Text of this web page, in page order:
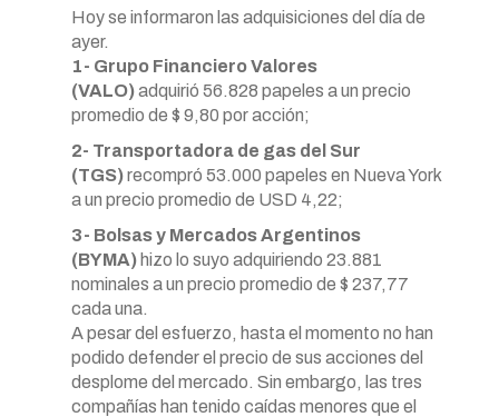
Hoy se informaron las adquisiciones del día de
ayer.
1- Grupo Financiero Valores
(VALO)adquirió 56.828 papeles a un precio
promedio de $ 9,80 por acción;
2- Transportadora de gas del Sur
(TGS)recompró 53.000 papeles en Nueva York
a un precio promedio de USD 4,22;
3- Bolsas y Mercados Argentinos
(BYMA) hizo lo suyo adquiriendo 23.881
nominales a un precio promedio de $ 237,77
cada una.
A pesar del esfuerzo, hasta el momento no han
podido defender el precio de sus acciones del
desplome del mercado. Sin embargo, las tres
compañías han tenido caídas menores que el